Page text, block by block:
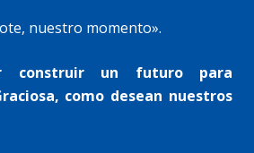
nuestro momento».
construir un futuro para
como desean nuestros